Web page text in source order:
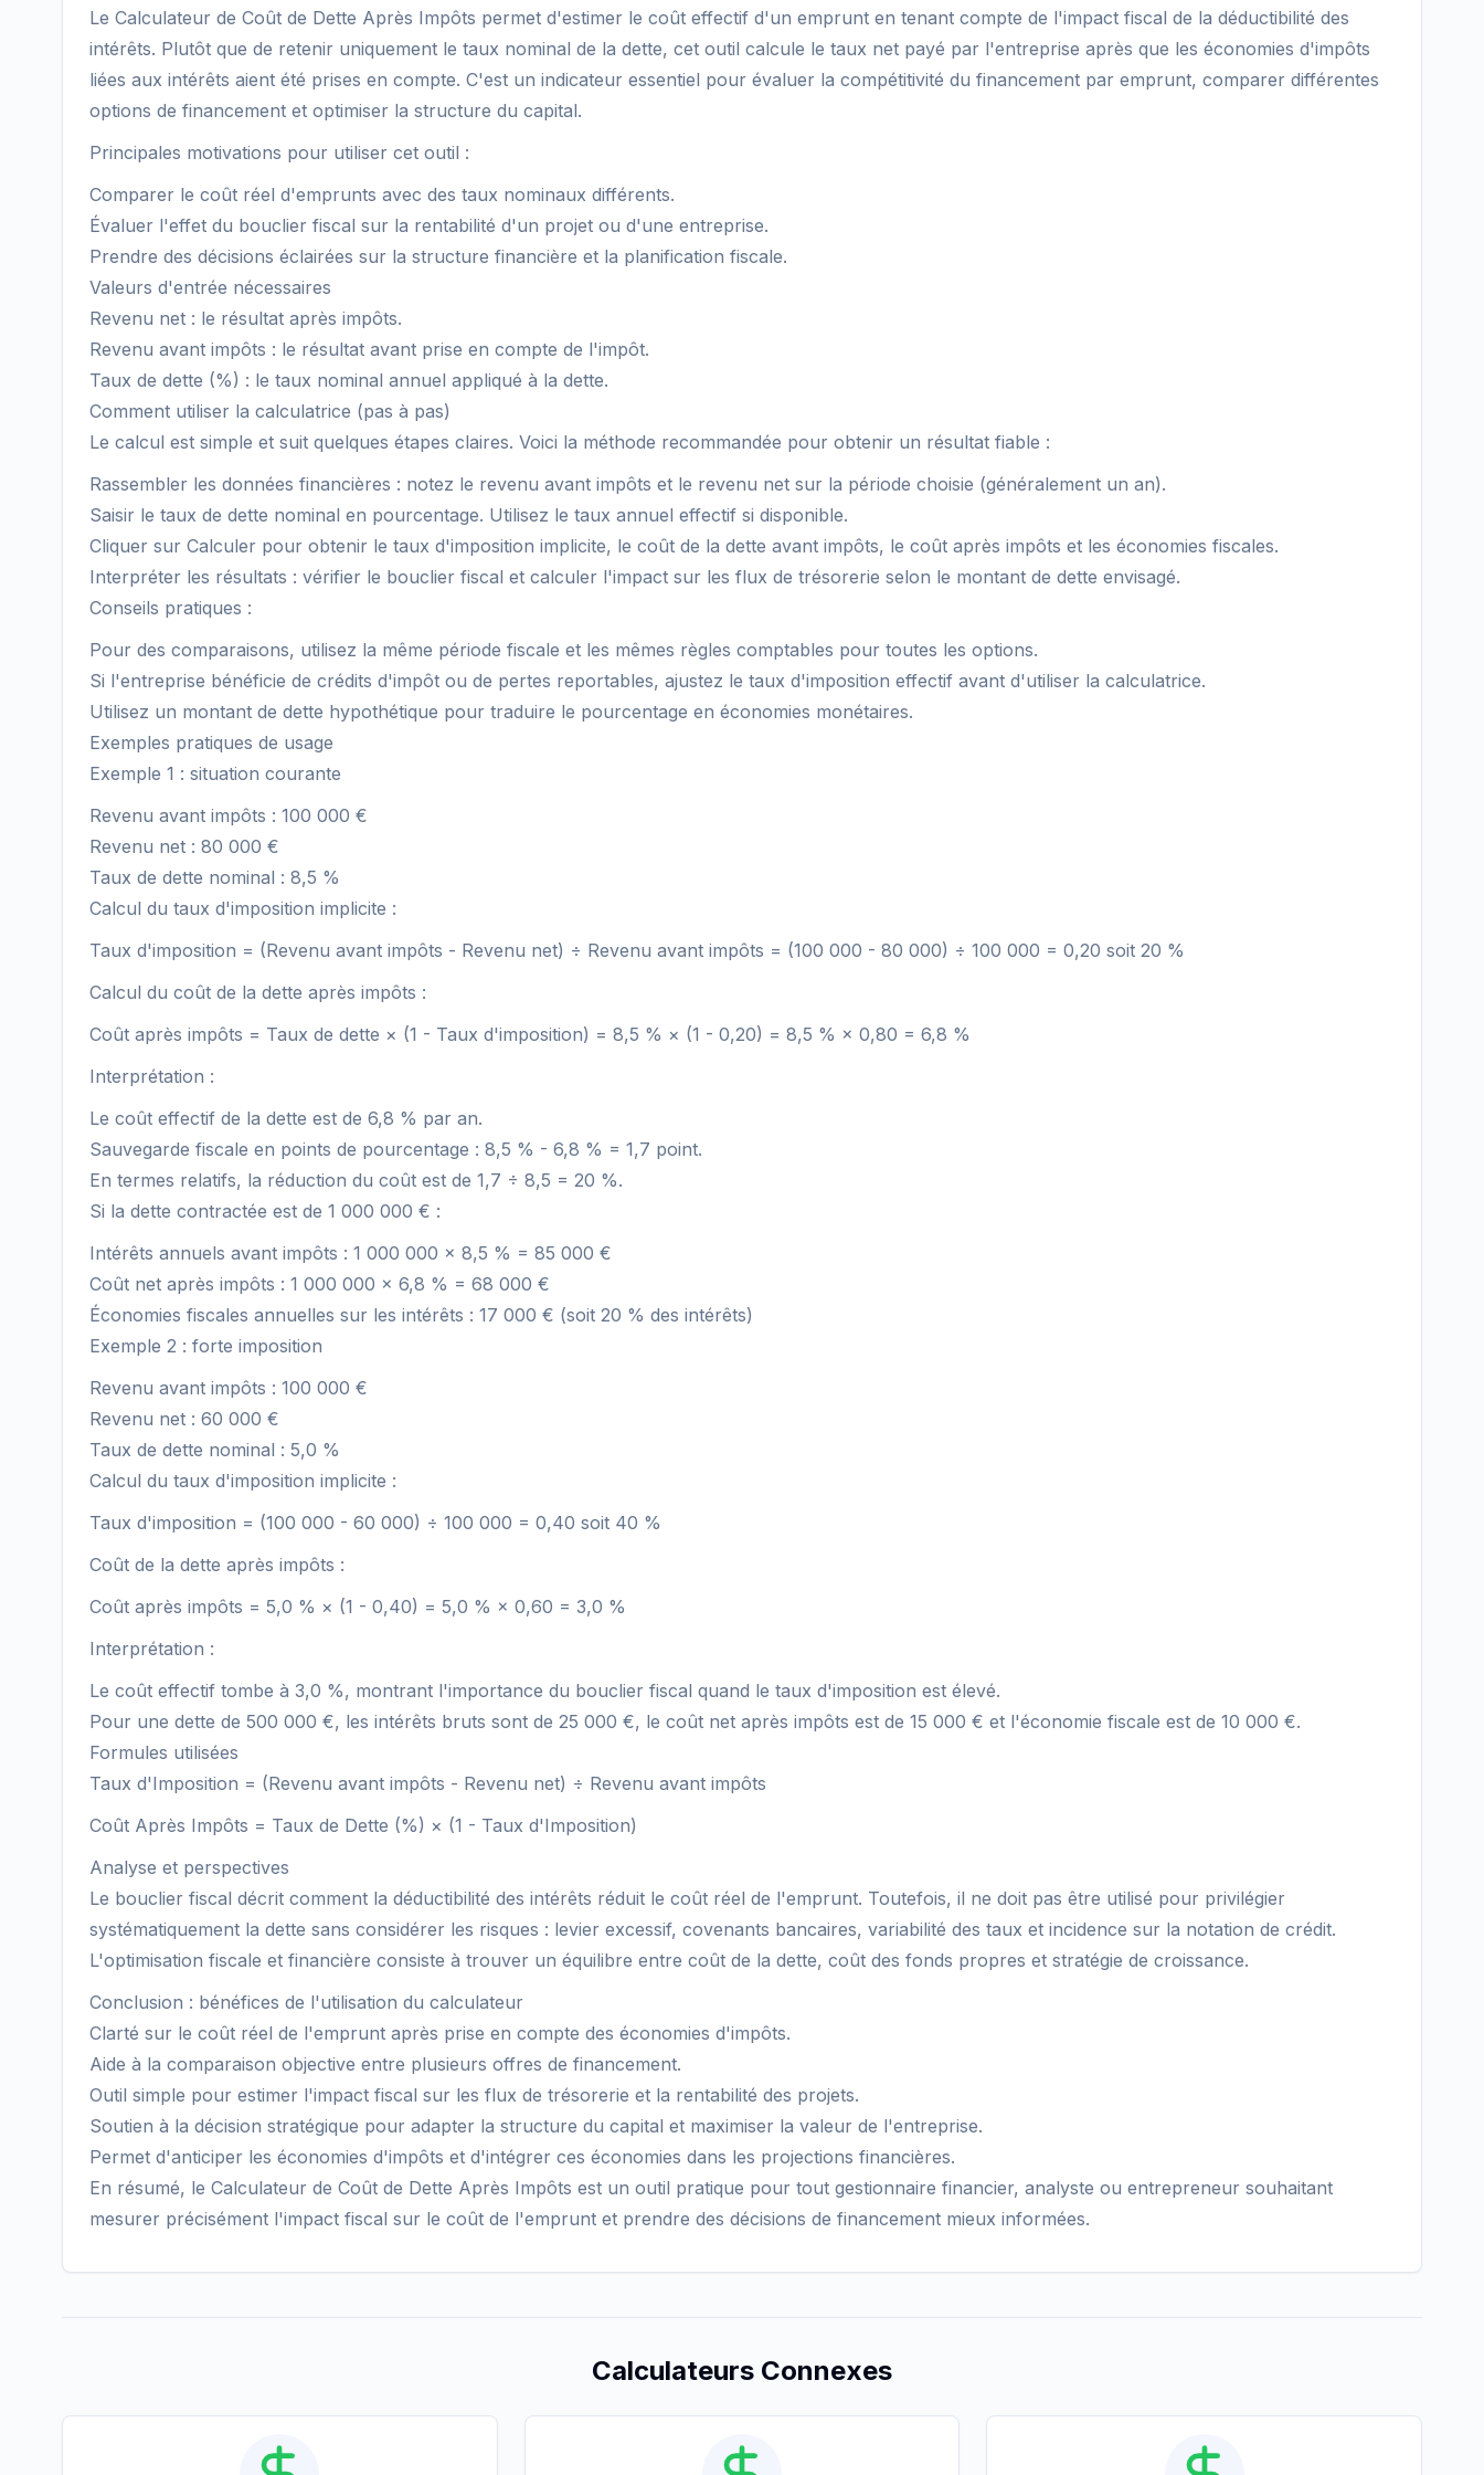
Le Calculateur de Coût de Dette Après Impôts permet d'estimer le coût effectif d'un emprunt en tenant compte de l'impact fiscal de la déductibilité des
intérêts. Plutôt que de retenir uniquement le taux nominal de la dette, cet outil calcule le taux net payé par l'entreprise après que les économies d'impôts
liées aux intérêts aient été prises en compte. C'est un indicateur essentiel pour évaluer la compétitivité du financement par emprunt, comparer différentes
options de financement et optimiser la structure du capital.
Principales motivations pour utiliser cet outil :
Comparer le coût réel d'emprunts avec des taux nominaux différents.
Évaluer l'effet du bouclier fiscal sur la rentabilité d'un projet ou d'une entreprise.
Prendre des décisions éclairées sur la structure financière et la planification fiscale.
Valeurs d'entrée nécessaires
Revenu net : le résultat après impôts.
Revenu avant impôts : le résultat avant prise en compte de l'impôt.
Taux de dette (%) : le taux nominal annuel appliqué à la dette.
Comment utiliser la calculatrice (pas à pas)
Le calcul est simple et suit quelques étapes claires. Voici la méthode recommandée pour obtenir un résultat fiable :
Rassembler les données financières : notez le revenu avant impôts et le revenu net sur la période choisie (généralement un an).
Saisir le taux de dette nominal en pourcentage. Utilisez le taux annuel effectif si disponible.
Cliquer sur Calculer pour obtenir le taux d'imposition implicite, le coût de la dette avant impôts, le coût après impôts et les économies fiscales.
Interpréter les résultats : vérifier le bouclier fiscal et calculer l'impact sur les flux de trésorerie selon le montant de dette envisagé.
Conseils pratiques :
Pour des comparaisons, utilisez la même période fiscale et les mêmes règles comptables pour toutes les options.
Si l'entreprise bénéficie de crédits d'impôt ou de pertes reportables, ajustez le taux d'imposition effectif avant d'utiliser la calculatrice.
Utilisez un montant de dette hypothétique pour traduire le pourcentage en économies monétaires.
Exemples pratiques de usage
Exemple 1 : situation courante
Revenu avant impôts : 100 000 €
Revenu net : 80 000 €
Taux de dette nominal : 8,5 %
Calcul du taux d'imposition implicite :
Taux d'imposition = (Revenu avant impôts - Revenu net) ÷ Revenu avant impôts = (100 000 - 80 000) ÷ 100 000 = 0,20 soit 20 %
Calcul du coût de la dette après impôts :
Coût après impôts = Taux de dette × (1 - Taux d'imposition) = 8,5 % × (1 - 0,20) = 8,5 % × 0,80 = 6,8 %
Interprétation :
Le coût effectif de la dette est de 6,8 % par an.
Sauvegarde fiscale en points de pourcentage : 8,5 % - 6,8 % = 1,7 point.
En termes relatifs, la réduction du coût est de 1,7 ÷ 8,5 = 20 %.
Si la dette contractée est de 1 000 000 € :
Intérêts annuels avant impôts : 1 000 000 × 8,5 % = 85 000 €
Coût net après impôts : 1 000 000 × 6,8 % = 68 000 €
Économies fiscales annuelles sur les intérêts : 17 000 € (soit 20 % des intérêts)
Exemple 2 : forte imposition
Revenu avant impôts : 100 000 €
Revenu net : 60 000 €
Taux de dette nominal : 5,0 %
Calcul du taux d'imposition implicite :
Taux d'imposition = (100 000 - 60 000) ÷ 100 000 = 0,40 soit 40 %
Coût de la dette après impôts :
Coût après impôts = 5,0 % × (1 - 0,40) = 5,0 % × 0,60 = 3,0 %
Interprétation :
Le coût effectif tombe à 3,0 %, montrant l'importance du bouclier fiscal quand le taux d'imposition est élevé.
Pour une dette de 500 000 €, les intérêts bruts sont de 25 000 €, le coût net après impôts est de 15 000 € et l'économie fiscale est de 10 000 €.
Formules utilisées
Taux d'Imposition = (Revenu avant impôts - Revenu net) ÷ Revenu avant impôts
Coût Après Impôts = Taux de Dette (%) × (1 - Taux d'Imposition)
Analyse et perspectives
Le bouclier fiscal décrit comment la déductibilité des intérêts réduit le coût réel de l'emprunt. Toutefois, il ne doit pas être utilisé pour privilégier
systématiquement la dette sans considérer les risques : levier excessif, covenants bancaires, variabilité des taux et incidence sur la notation de crédit.
L'optimisation fiscale et financière consiste à trouver un équilibre entre coût de la dette, coût des fonds propres et stratégie de croissance.
Conclusion : bénéfices de l'utilisation du calculateur
Clarté sur le coût réel de l'emprunt après prise en compte des économies d'impôts.
Aide à la comparaison objective entre plusieurs offres de financement.
Outil simple pour estimer l'impact fiscal sur les flux de trésorerie et la rentabilité des projets.
Soutien à la décision stratégique pour adapter la structure du capital et maximiser la valeur de l'entreprise.
Permet d'anticiper les économies d'impôts et d'intégrer ces économies dans les projections financières.
En résumé, le Calculateur de Coût de Dette Après Impôts est un outil pratique pour tout gestionnaire financier, analyste ou entrepreneur souhaitant
mesurer précisément l'impact fiscal sur le coût de l'emprunt et prendre des décisions de financement mieux informées.
Calculateurs Connexes